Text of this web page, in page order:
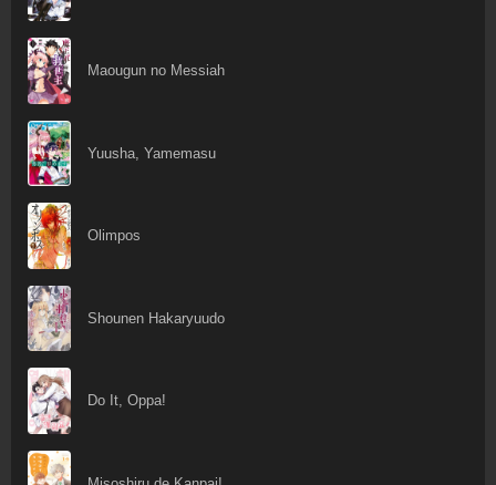
Maougun no Messiah
Yuusha, Yamemasu
Olimpos
Shounen Hakaryuudo
Do It, Oppa!